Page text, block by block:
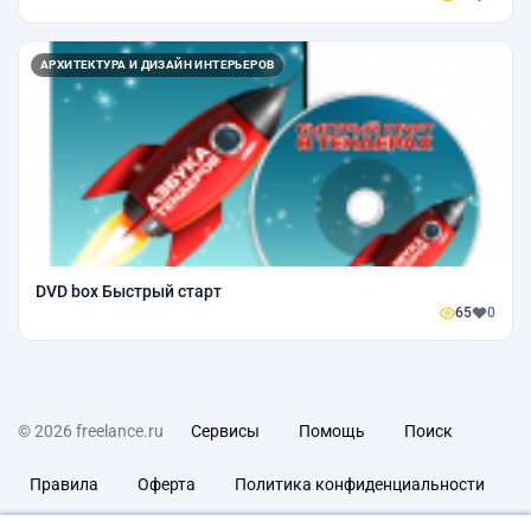
АРХИТЕКТУРА И ДИЗАЙН ИНТЕРЬЕРОВ
DVD box Быстрый старт
65 0
© 2026 freelance.ru Сервисы Помощь Поиск
Правила Оферта Политика конфиденциальности